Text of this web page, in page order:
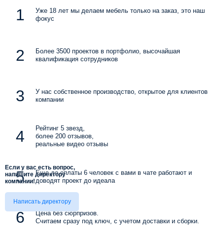
Уже 18 лет мы делаем мебель только на заказ, это наш
фокус
Более 3500 проектов в портфолио, высочайшая
квалификация сотрудников
У нас собственное производство, открытое для клиентов
компании
Рейтинг 5 звезд,
более 200 отзывов,
реальные видео отзывы
Еще до оплаты 6 человек с вами в чате работают и
доводят проект до идеала
Цена без сюрпризов.
Считаем сразу под ключ, с учетом доставки и сборки.
Если у вас есть вопрос,
напишите директору
компании!
Написать директору